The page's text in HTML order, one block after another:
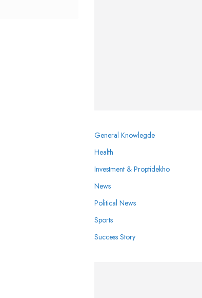
General Knowlegde
Health
Investment & Proptidekho
News
Political News
Sports
Success Story